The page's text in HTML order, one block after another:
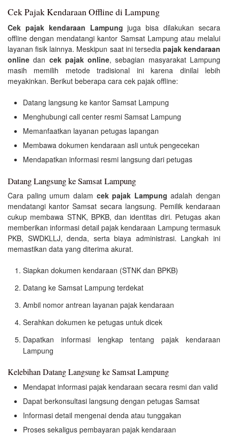
Cek Pajak Kendaraan Offline di Lampung
Cek pajak kendaraan Lampung juga bisa dilakukan secara
offline dengan mendatangi kantor Samsat Lampung atau melalui
layanan fisik lainnya. Meskipun saat ini tersedia pajak kendaraan
online dan cek pajak online, sebagian masyarakat Lampung
masih memilih metode tradisional ini karena dinilai lebih
meyakinkan. Berikut beberapa cara cek pajak offline:
Datang langsung ke kantor Samsat Lampung
Menghubungi call center resmi Samsat Lampung
Memanfaatkan layanan petugas lapangan
Membawa dokumen kendaraan asli untuk pengecekan
Mendapatkan informasi resmi langsung dari petugas
Datang Langsung ke Samsat Lampung
Cara paling umum dalam cek pajak Lampung adalah dengan
mendatangi kantor Samsat secara langsung. Pemilik kendaraan
cukup membawa STNK, BPKB, dan identitas diri. Petugas akan
memberikan informasi detail pajak kendaraan Lampung termasuk
PKB, SWDKLLJ, denda, serta biaya administrasi. Langkah ini
memastikan data yang diterima akurat.
Siapkan dokumen kendaraan (STNK dan BPKB)
Datang ke Samsat Lampung terdekat
Ambil nomor antrean layanan pajak kendaraan
Serahkan dokumen ke petugas untuk dicek
Dapatkan informasi lengkap tentang pajak kendaraan
Lampung
Kelebihan Datang Langsung ke Samsat Lampung
Mendapat informasi pajak kendaraan secara resmi dan valid
Dapat berkonsultasi langsung dengan petugas Samsat
Informasi detail mengenai denda atau tunggakan
Proses sekaligus pembayaran pajak kendaraan